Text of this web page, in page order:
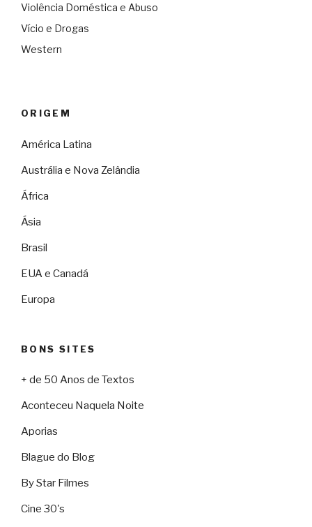
Violência Doméstica e Abuso
Vício e Drogas
Western
ORIGEM
América Latina
Austrália e Nova Zelândia
África
Ásia
Brasil
EUA e Canadá
Europa
BONS SITES
+ de 50 Anos de Textos
Aconteceu Naquela Noite
Aporias
Blague do Blog
By Star Filmes
Cine 30's